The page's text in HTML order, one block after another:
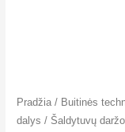
Pradžia / Buitinės
dalys / Šaldytuvų